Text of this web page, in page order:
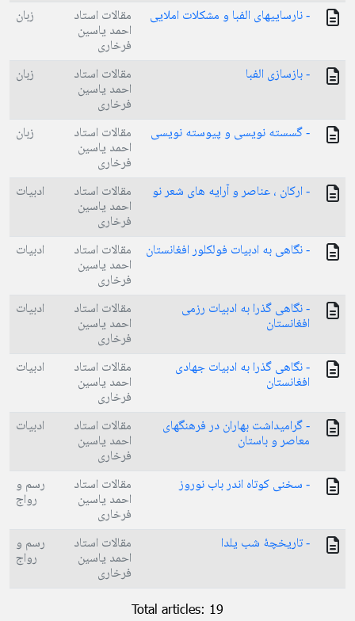
- نارساییهای الفبا و مشکلات املایی مقالات استاد
احمد یاسین
فرخاری
زبان
- بازسازی الفبا مقالات استاد
احمد یاسین
فرخاری
زبان
- گسسته نویسی و پیوسته نویسی مقالات استاد
احمد یاسین
فرخاری
زبان
- ارکان ، عناصر و آرایه های شعر نو مقالات استاد
احمد یاسین
فرخاری
ادبیات
- نگاهی به ادبیات فولکلور افغانستان مقالات استاد
احمد یاسین
فرخاری
ادبیات
- نگاهی گذرا به ادبیات رزمی
افغانستان
مقالات استاد
احمد یاسین
فرخاری
ادبیات
- نگاهی گذرا به ادبیات جهادی
افغانستان
مقالات استاد
احمد یاسین
فرخاری
ادبیات
- گرامیداشت بهاران در فرهنگهای
معاصر و باستان
مقالات استاد
احمد یاسین
فرخاری
ادبیات
- سخنی کوتاه اندر باب نوروز مقالات استاد
احمد یاسین
فرخاری
رسم و
رواج
- تاریخچۀ شب یلدا مقالات استاد
احمد یاسین
فرخاری
رسم و
رواج
Total articles: 19